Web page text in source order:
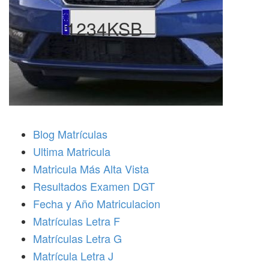
1234KSB
Blog Matrículas
Ultima Matricula
Matricula Más Alta Vista
Resultados Examen DGT
Fecha y Año Matriculacion
Matrículas Letra F
Matrículas Letra G
Matrícula Letra J